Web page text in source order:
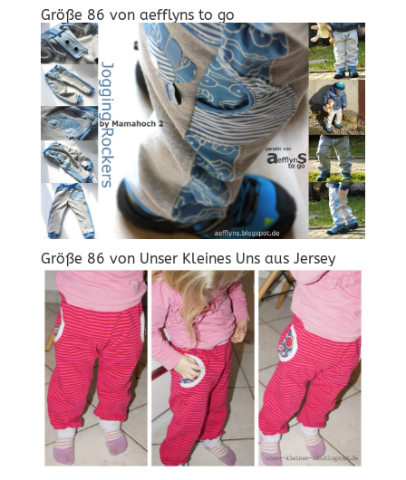
Größe 86 von aefflyns to go
Größe 86 von Unser Kleines Unsaus Jersey